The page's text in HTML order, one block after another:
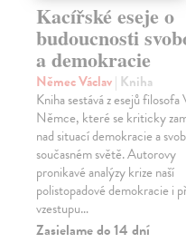
Kacířské eseje o
budoucnosti
a demokracie
Němec Václav| Kniha
Kniha sestává z esejů filosofa
Němce, které se kriticky
nad situací demokracie a
současném světě. Autorovy
pronikavé analýzy krize naší
polistopadové demokracie i
vzestupu…
Zasielame do 14 dní